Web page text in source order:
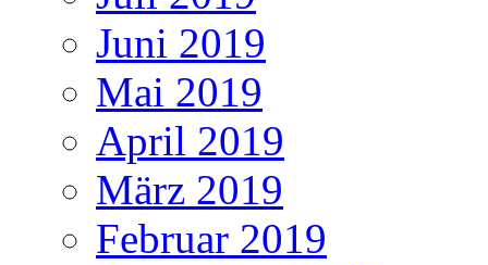
Juni 2019
Mai 2019
April 2019
März 2019
Februar 2019